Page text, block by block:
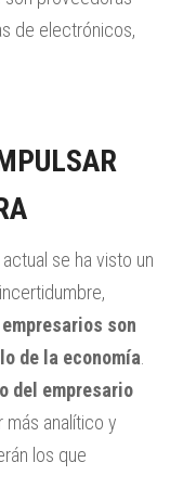
de electrónicos,
se ha visto un
empresarios son
de la economía.
del empresario
más analítico y
los que